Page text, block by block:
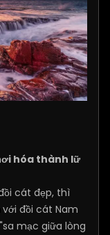
hóa thành lữ
cát đẹp, thì
đồi cát Nam
mạc giữa lòng